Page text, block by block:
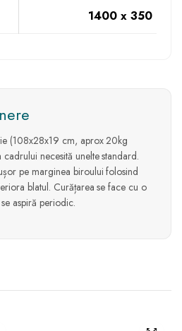
1400 x 350 mm
(108x28x19 cm, aprox 20kg
necesită unelte standard.
pe marginea biroului folosind
blatul. Curățarea se face cu o
aspiră periodic.